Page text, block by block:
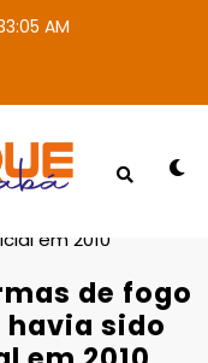
AM
em 2010
de fogo
sido